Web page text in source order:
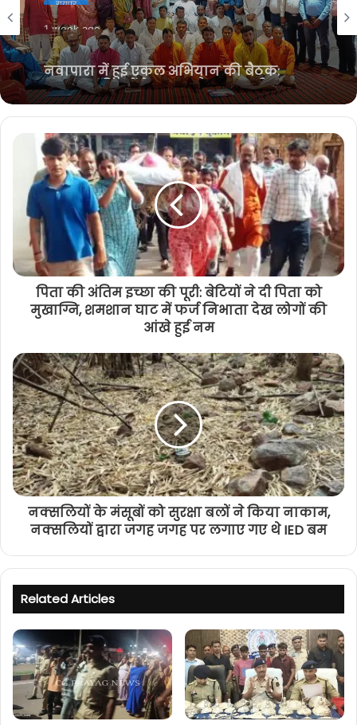
t
e
o
o
k
e
r
r
a
m
1 week ago
नवापारा में हुई एकल अभियान की बैठक:
हनुमान परिवारों के गठन और वनवासी उत्थान
पर जोर
पिता की अंतिम इच्छा की पूरी: बेटियों ने दी पिता को
मुखाग्नि, शमशान घाट में फर्ज निभाता देख लोगों की
आंखे हुई नम
नक्सलियों के मंसूबों को सुरक्षा बलों ने किया नाकाम,
नक्सलियों द्वारा जगह जगह पर लगाए गए थे IED बम
Related Articles